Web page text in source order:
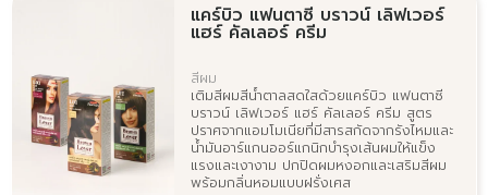
แคร์บิว แฟนตาซี บราวน์ เลิฟเวอร์
แฮร์ คัลเลอร์ ครีม
สีผม
เติมสีผมสีน้ำตาลสดใสด้วยแคร์บิว แฟนตาซี
บราวน์ เลิฟเวอร์ แฮร์ คัลเลอร์ ครีม สูตร
ปราศจากแอมโมเนียที่มีสารสกัดจากรังไหมและ
น้ำมันอาร์แกนออร์แกนิกบำรุงเส้นผมให้แข็ง
แรงและเงางาม ปกปิดผมหงอกและเสริมสีผม
พร้อมกลิ่นหอมแบบฝรั่งเศส